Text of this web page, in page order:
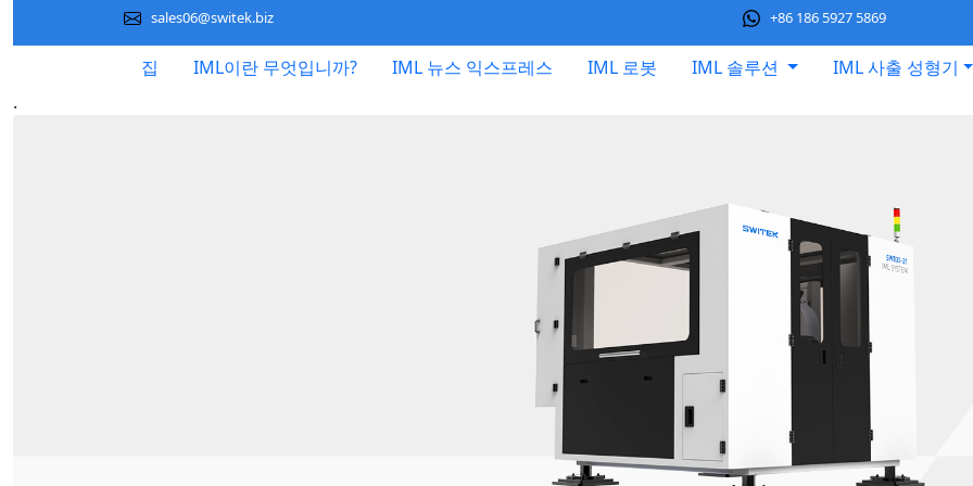
sales06@switek.biz +86 186 5927 5869
집 IML이란 무엇입니까? IML 뉴스 익스프레스 IML 로봇 IML 솔루션
IML 사출 성형기
.